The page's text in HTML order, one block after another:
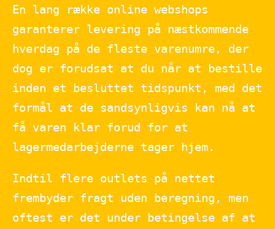
En lang række online webshops
garanterer levering på næstkommende
hverdag på de fleste varenumre, der
dog er forudsat at du når at bestille
inden et besluttet tidspunkt, med det
formål at de sandsynligvis kan nå at
få varen klar forud for at
lagermedarbejderne tager hjem.
Indtil flere outlets på nettet
frembyder fragt uden beregning, men
oftest er det under betingelse af at